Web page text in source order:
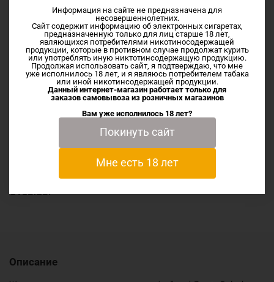
Vg/Pg 70/30
купить Жидкость для электронных сигарет (вейпов)
Frosty Palm by Husky Double Ice 100мл можно в нашем
интернет-магазине. Отправляем Почтой России и Сдэком.
Низкие цены на доставку, имеем договора с
транспортными компаниями. На рынке вейпинга с 2016
Характеристики
Отзывы
Описание
Информация на сайте не предназначена для
несовершеннолетних.
Сайт содержит информацию об электронных сигаретах,
предназначенную только для лиц старше 18 лет,
являющихся потребителями никотиносодержащей
продукции, которые в противном случае продолжат курить
или употреблять иную никтотинсодержащую продукцию.
Продолжая использовать сайт, я подтверждаю, что мне
уже исполнилось 18 лет, и я являюсь потребителем табака
или иной никотинсодержащей продукции.
Данный интернет-магазин работает только для
заказов самовывоза из розничных магазинов
Вам уже исполнилось 18 лет?
Покинуть сайт
Мне есть 18 лет